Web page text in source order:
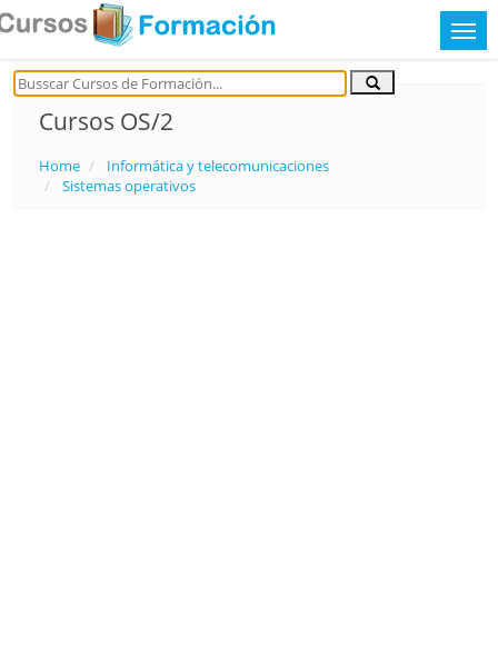
Cursos OS/2
Home
Informática y telecomunicaciones
Sistemas operativos